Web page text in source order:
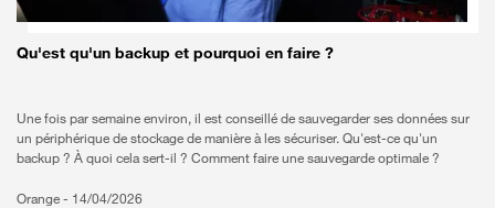
Qu'est qu'un backup et pourquoi en faire ?
Une fois par semaine environ, il est conseillé de sauvegarder ses données sur
un périphérique de stockage de manière à les sécuriser. Qu'est-ce qu'un
backup ? À quoi cela sert-il ? Comment faire une sauvegarde optimale ?
Orange - 14/04/2026